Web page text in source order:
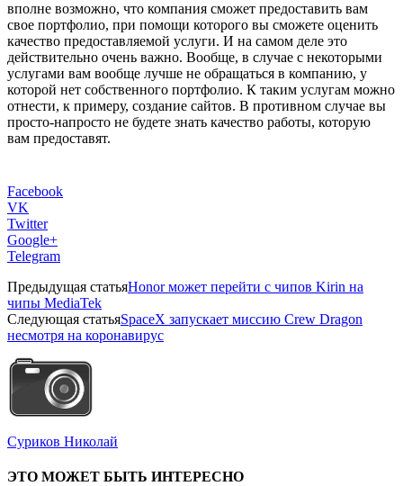
вполне возможно, что компания сможет предоставить вам
свое портфолио, при помощи которого вы сможете оценить
качество предоставляемой услуги. И на самом деле это
действительно очень важно. Вообще, в случае с некоторыми
услугами вам вообще лучше не обращаться в компанию, у
которой нет собственного портфолио. К таким услугам можно
отнести, к примеру, создание сайтов. В противном случае вы
просто-напросто не будете знать качество работы, которую
вам предоставят.
Facebook
VK
Twitter
Google+
Telegram
Предыдущая статьяHonor может перейти с чипов Kirin на
чипы MediaTek
Следующая статьяSpaceX запускает миссию Crew Dragon
несмотря на коронавирус
Суриков Николай
ЭТО МОЖЕТ БЫТЬ ИНТЕРЕСНО